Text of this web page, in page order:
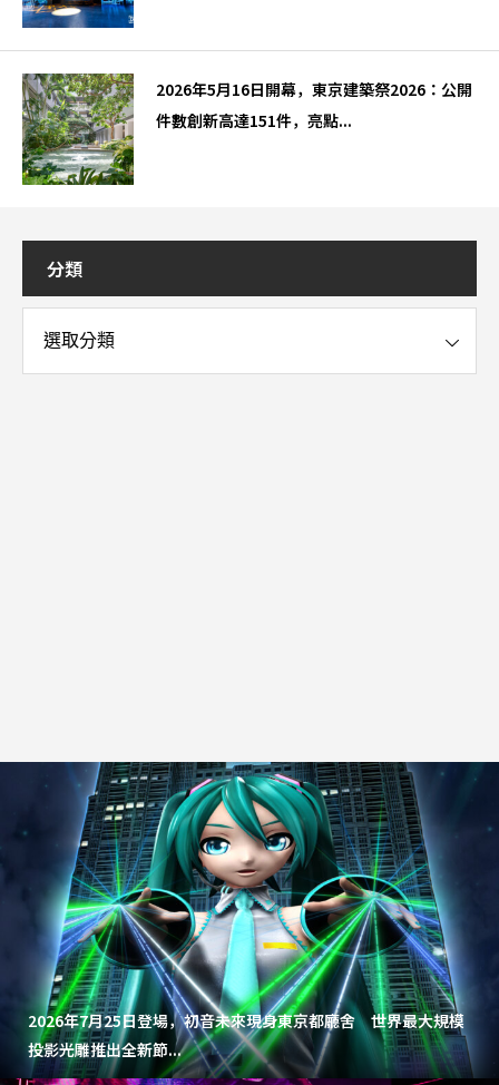
2026年5月16日開幕，東京建築祭2026：公開
件數創新高達151件，亮點...
分類
2026年7月25日登場，初音未來現身東京都廳舍 世界最大規模
投影光雕推出全新節...